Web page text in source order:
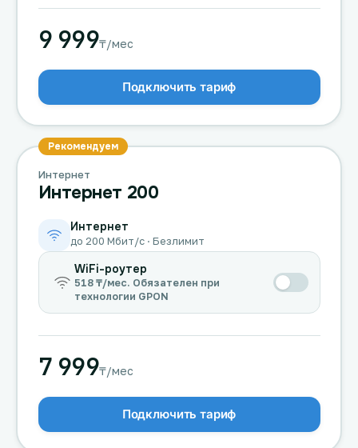
9 999₸/мес
Подключить тариф
Рекомендуем
Интернет
Интернет 200
Интернет
до 200 Мбит/с · Безлимит
WiFi-роутер
518 ₸/мес. Обязателен при
технологии GPON
7 999₸/мес
Подключить тариф